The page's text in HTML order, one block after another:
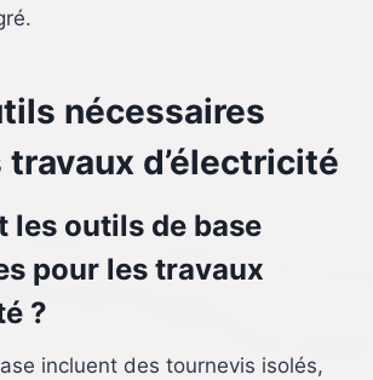
nécessaires
d’électricité
les outils de base
pour les travaux
?
incluent des tournevis isolés,